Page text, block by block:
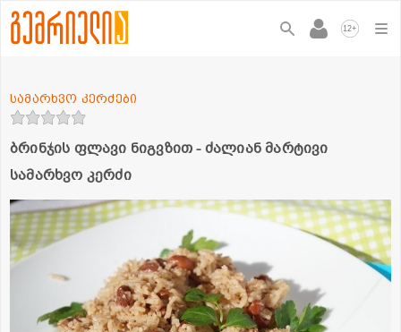
12+
ბრინჯის ფლავი ნიგვზით - ძალიან მარტივი
სამარხვო კერძი
სამარხვო კერძები